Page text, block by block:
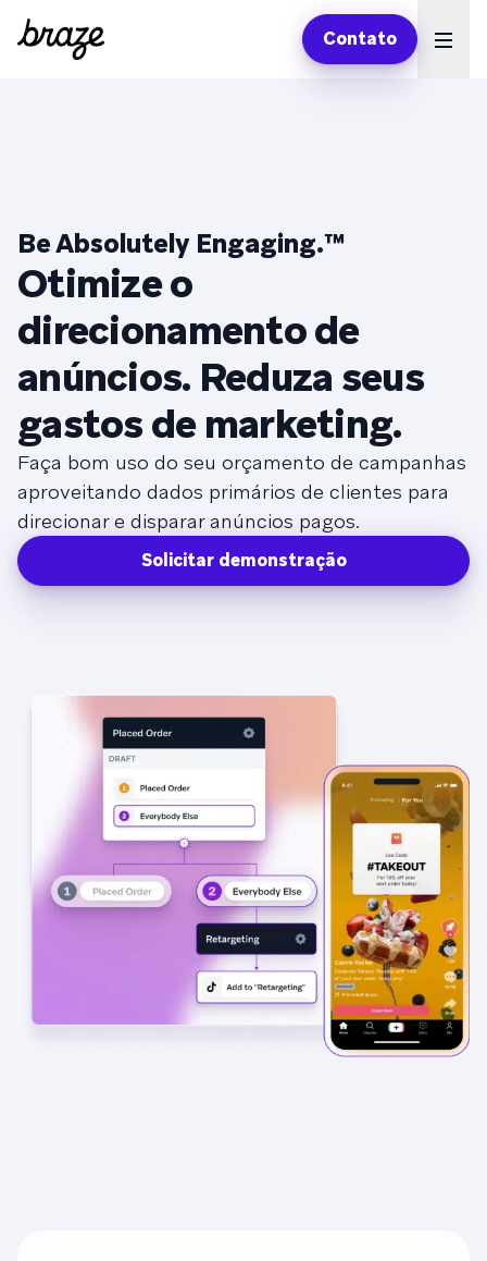
Contato
Be Absolutely Engaging.™
Otimize o
direcionamento de
anúncios. Reduza seus
gastos de marketing.
Faça bom uso do seu orçamento de campanhas
aproveitando dados primários de clientes para
direcionar e disparar anúncios pagos.
Solicitar demonstração